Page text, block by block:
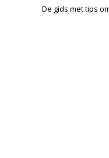
De gids met tips